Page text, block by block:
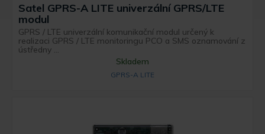
Satel GPRS-A LITE univerzální GPRS/LTE
modul
GPRS / LTE univerzální komunikační modul určený k
realizaci GPRS / LTE monitoringu PCO a SMS oznamování z
ústředny ...
Skladem
GPRS-A LITE